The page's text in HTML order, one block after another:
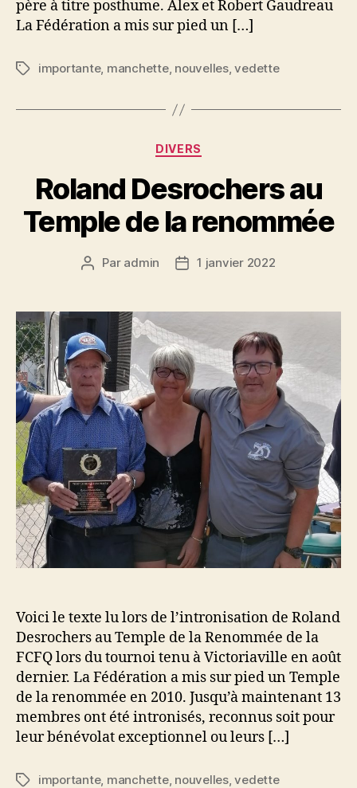
père à titre posthume. Alex et Robert Gaudreau
La Fédération a mis sur pied un […]
Étiquettes
importante, manchette, nouvelles,vedette
Catégories
DIVERS
Roland Desrochers au
Temple de la renommée
Auteur
Par admin
Date1 janvier 2022
Voici le texte lu lors de l’intronisation de Roland
Desrochers au Temple de la Renommée de la
FCFQ lors du tournoi tenu à Victoriaville en août
dernier. La Fédération a mis sur pied un Temple
de la renommée en 2010. Jusqu’à maintenant 13
membres ont été intronisés, reconnus soit pour
leur bénévolat exceptionnel ou leurs […]
Étiquettes
importante, manchette, nouvelles,vedette